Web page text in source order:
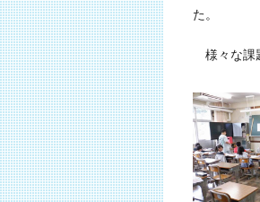
た。
様々な課